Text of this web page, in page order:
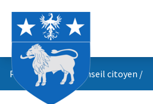
Propositions du conseil citoyen /